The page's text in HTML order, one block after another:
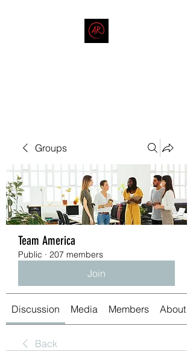
Groups
Team America
Public · 207 members
Join
Discussion Media Members About
Back